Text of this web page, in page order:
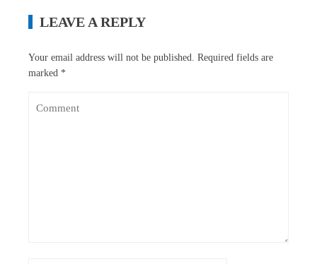
LEAVE A REPLY
Your email address will not be published. Required fields are
marked *